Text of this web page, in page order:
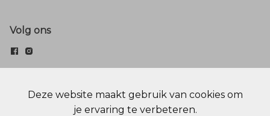
Volg ons
© Menger Mode
Deze website maakt gebruik van cookies om
je ervaring te verbeteren.